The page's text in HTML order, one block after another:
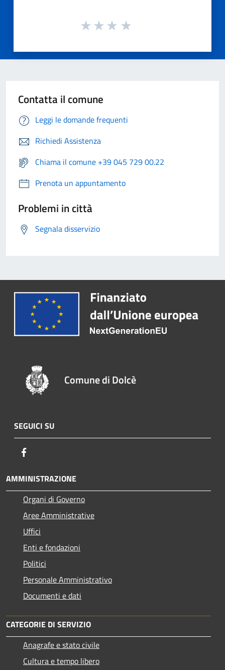
Contatta il comune
Leggi le domande frequenti
Richiedi Assistenza
Chiama il comune +39 045 729 00.22
Prenota un appuntamento
Problemi in città
Segnala disservizio
Comune di Dolcè
SEGUICI SU
AMMINISTRAZIONE
Organi di Governo
Aree Amministrative
Uffici
Enti e fondazioni
Politici
Personale Amministrativo
Documenti e dati
CATEGORIE DI SERVIZIO
Anagrafe e stato civile
Cultura e tempo libero